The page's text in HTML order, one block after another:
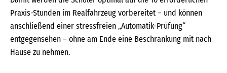
Praxis-Stunden im Realfahrzeug vorbereitet – und können
anschließend einer stressfreien „Automatik-Prüfung“
entgegensehen – ohne am Ende eine Beschränkung mit nach
Hause zu nehmen.